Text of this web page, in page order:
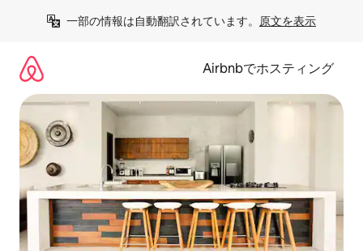
一部の情報は自動翻訳されています。 原文を表示
Airbnbでホスティング